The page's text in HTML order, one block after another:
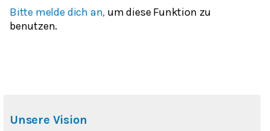
Bitte melde dich an, um diese Funktion zu
benutzen.
Unsere Vision